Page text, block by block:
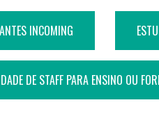
INCOMING
DE STAFF PARA ENSINO OU